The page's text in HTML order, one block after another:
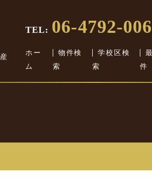
TEL: 06-4792-
ホー
ム
物件検
索
学校区検
索
件